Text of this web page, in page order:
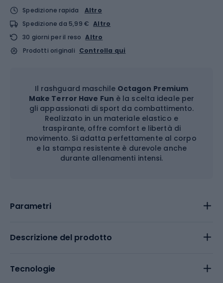
Spedizione rapida
Altro
Spedizione da 5,99 € Altro
30 giorni per il reso Altro
Prodotti originali Controlla qui
Il rashguard maschile Octagon Premium
Make Terror Have Fun è la scelta ideale per
gli appassionati di sport da combattimento.
Realizzato in un materiale elastico e
traspirante, offre comfort e libertà di
movimento. Si adatta perfettamente al corpo
e la stampa resistente è durevole anche
durante allenamenti intensi.
Parametri
Descrizione del prodotto
Tecnologie